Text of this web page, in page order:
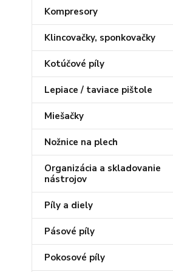
Kompresory
Klincovačky, sponkovačky
Kotúčové píly
Lepiace / taviace pištole
Miešačky
Nožnice na plech
Organizácia a skladovanie
nástrojov
Píly a diely
Pásové píly
Pokosové píly